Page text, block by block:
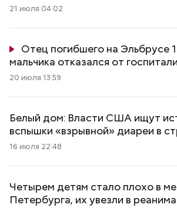
21 июля 04:02
Отец погибшего на Эльбрусе
мальчика отказался от
20 июля 13:59
Белый дом: Власти США ищут
вспышки «взрывной» диареи в
16 июля 22:48
Четырем детям стало плохо в
Петербурга, их увезли в